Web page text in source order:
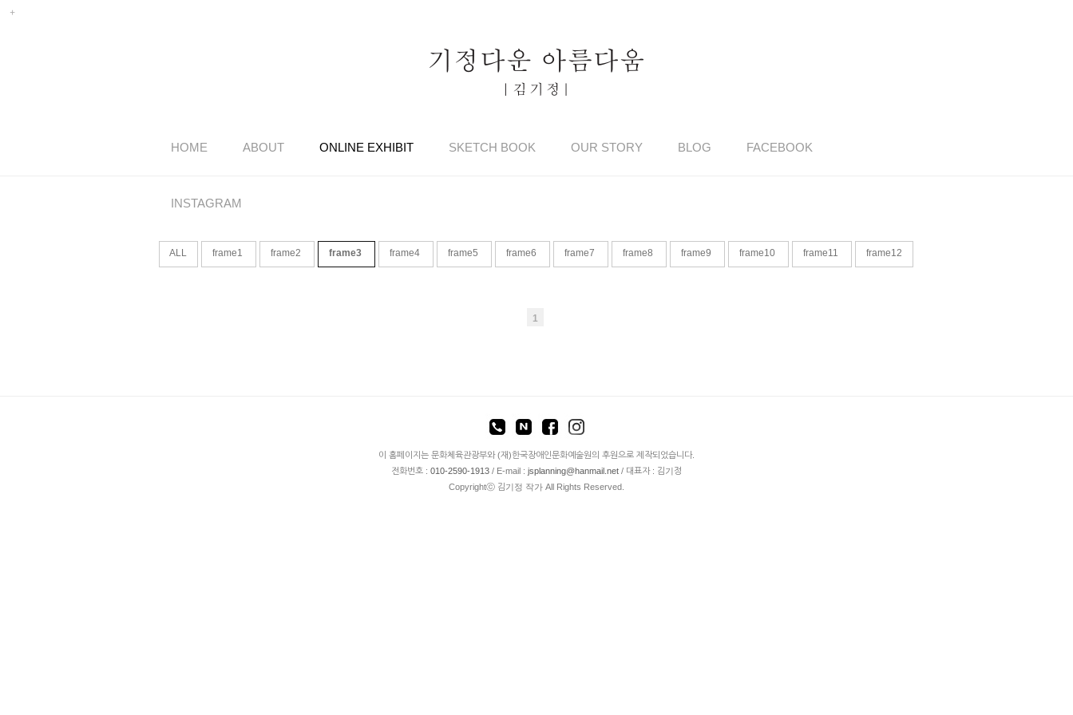
HOME ABOUT ONLINE EXHIBIT SKETCH BOOK OUR STORY BLOG FACEBOOK
INSTAGRAM
ALL frame1 frame2 frame3 frame4 frame5 frame6 frame7 frame8 frame9 frame10 frame11 frame12
1
이 홈페이지는 문화체육관광부와 (재)한국장애인문화예술원의 후원으로 제작되었습니다.
전화번호 : 010-2590-1913 / E-mail : jsplanning@hanmail.net / 대표자 : 김기정
Copyrightⓒ 김기정 작가 All Rights Reserved.